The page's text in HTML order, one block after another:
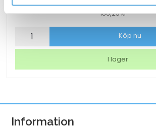
186,25kr
Lamineringsficka
2x125mic
mängd
Köp nu
I lager
Information